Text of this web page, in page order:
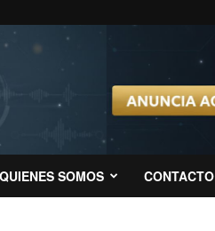
QUIENES SOMOS CONTACTO